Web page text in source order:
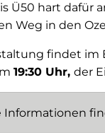
Ü50 hart dafür
Weg in den
findet im
19:30 Uhr, der
Informationen